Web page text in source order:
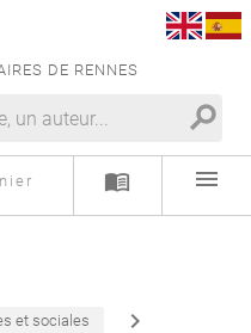
DE RENNES
search
menu_book menu
et sociales navigate_next